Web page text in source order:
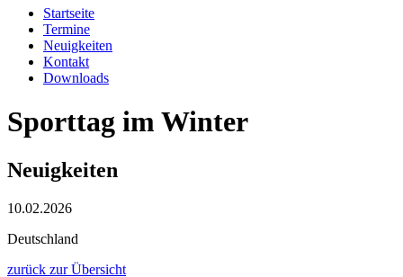
Startseite
Termine
Neuigkeiten
Kontakt
Downloads
Sporttag im Winter
Neuigkeiten
10.02.2026
Deutschland
zurück zur Übersicht